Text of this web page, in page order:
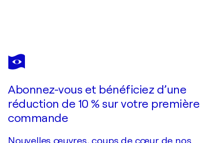
ALESSANDRO SIVIGLIA
La Casa al Mare
Abonnez-vous et bénéficiez d’une
réduction de 10 % sur votre première
commande